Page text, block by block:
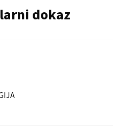
dokaz